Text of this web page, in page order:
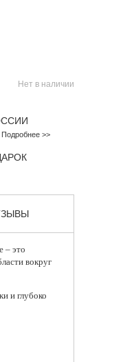
Нет в наличии
Подробнее >>
– это
вокруг
и глубоко